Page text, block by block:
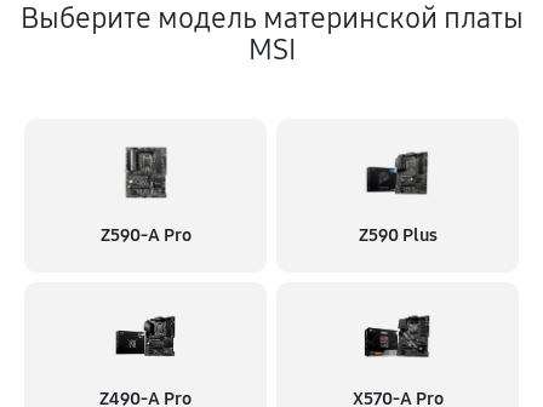
Выберите модель материнской платы
MSI
Z590-A Pro Z590 Plus
Z490-A Pro X570-A Pro